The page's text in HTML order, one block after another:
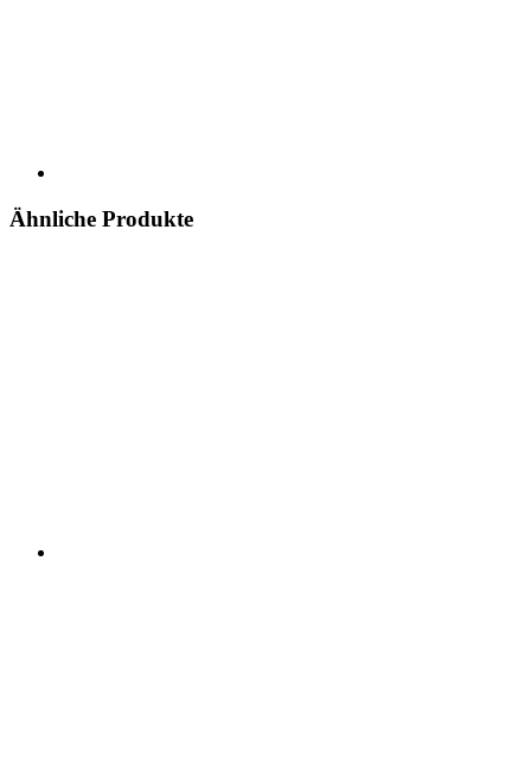
Ähnliche Produkte